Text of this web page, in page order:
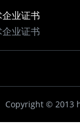
业证书
业证书
Copyright © 2013